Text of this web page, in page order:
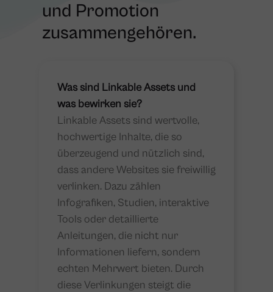
und Promotion
zusammengehören.
Was sind Linkable Assets und
was bewirken sie?
Linkable Assets sind wertvolle,
hochwertige Inhalte, die so
überzeugend und nützlich sind,
dass andere Websites sie freiwillig
verlinken. Dazu zählen
Infografiken, Studien, interaktive
Tools oder detaillierte
Anleitungen, die nicht nur
Informationen liefern, sondern
echten Mehrwert bieten. Durch
diese Verlinkungen steigt die